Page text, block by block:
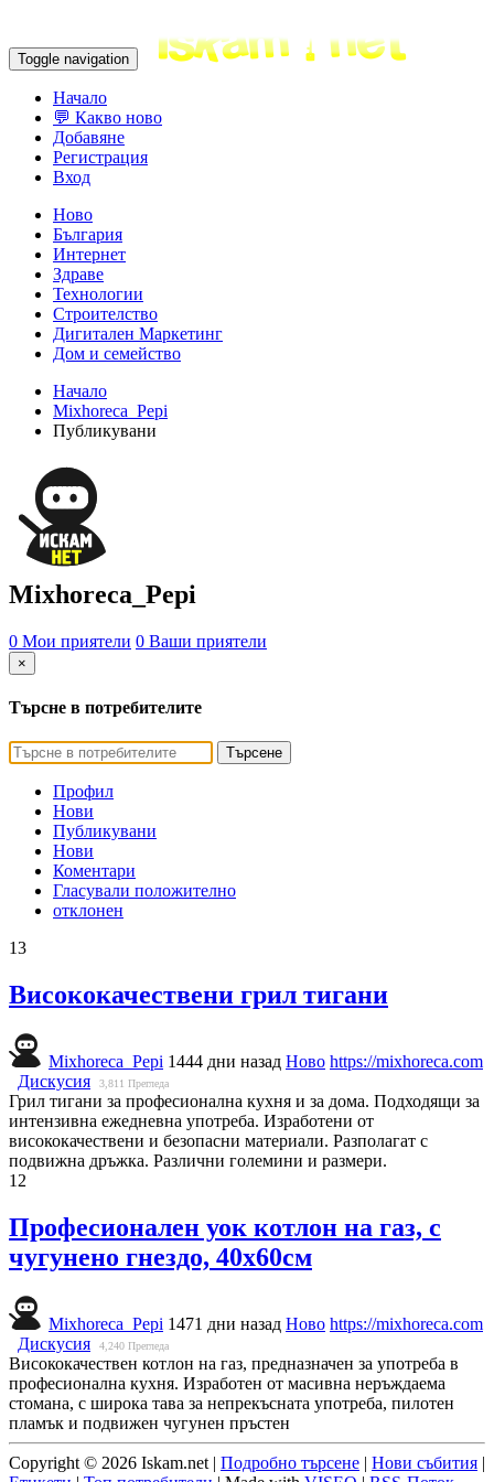
Toggle navigation
Начало
💬 Какво ново
Добавяне
Регистрация
Вход
Ново
България
Интернет
Здраве
Технологии
Строителство
Дигитален Маркетинг
Дом и семейство
Начало
Mixhoreca_Pepi
Публикувани
Mixhoreca_Pepi
0 Мои приятели 0 Ваши приятели
×
Търсне в потребителите
Търсене
Профил
Нови
Публикувани
Нови
Коментари
Гласували положително
отклонен
13
Висококачествени грил тигани
Mixhoreca_Pepi 1444 дни назад Ново https://mixhoreca.com
Дискусия
3,811 Прегледа
Грил тигани за професионална кухня и за дома. Подходящи за
интензивна ежедневна употреба. Изработени от
висококачествени и безопасни материали. Разполагат с
подвижна дръжка. Различни големини и размери.
12
Професионален уок котлон на газ, с
чугунено гнездо, 40х60см
Mixhoreca_Pepi 1471 дни назад Ново https://mixhoreca.com
Дискусия
4,240 Прегледа
Висококачествен котлон на газ, предназначен за употреба в
професионална кухня. Изработен от масивна неръждаема
стомана, с широка тава за непрекъсната употреба, пилотен
пламък и подвижен чугунен пръстен
Copyright © 2026 Iskam.net | Подробно търсене | Нови събития |